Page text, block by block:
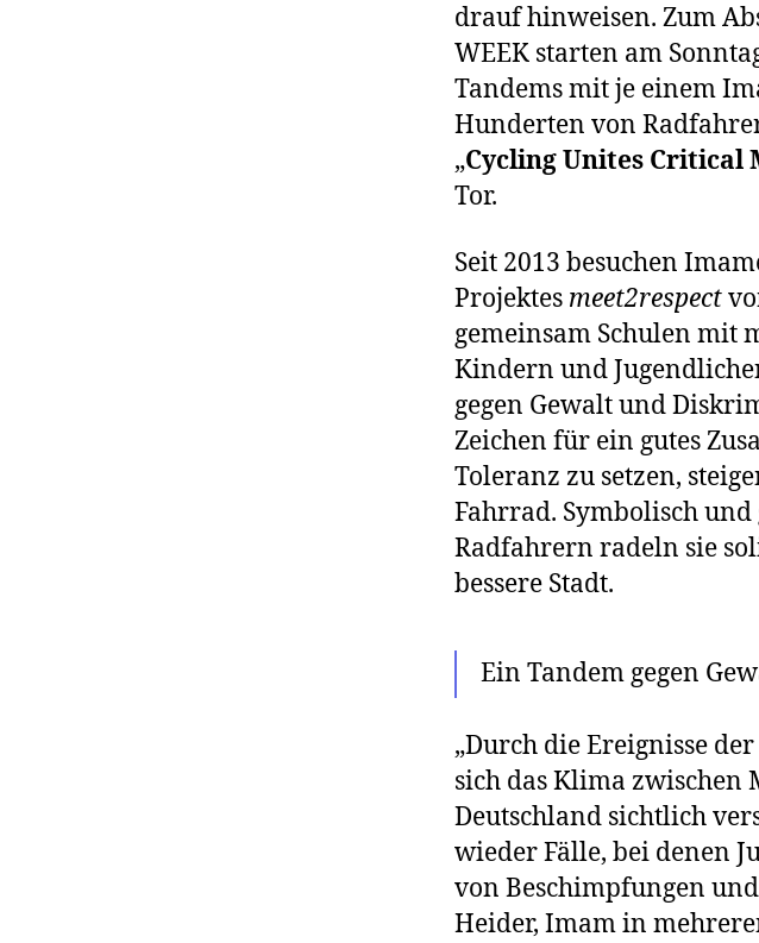
drauf hinweisen. Zum
WEEK starten am
Tandems mit je einem
Hunderten von
„Cycling Unites Critical
Tor.
Seit 2013 besuchen
Projektes meet2respect
gemeinsam Schulen mit
Kindern und
gegen Gewalt und
Zeichen für ein gutes
Toleranz zu setzen,
Fahrrad. Symbolisch
Radfahrern radeln sie
bessere Stadt.
Ein Tandem gegen
„Durch die Ereignisse
sich das Klima zwischen
Deutschland sichtlich
wieder Fälle, bei denen
von Beschimpfungen
Heider, Imam in